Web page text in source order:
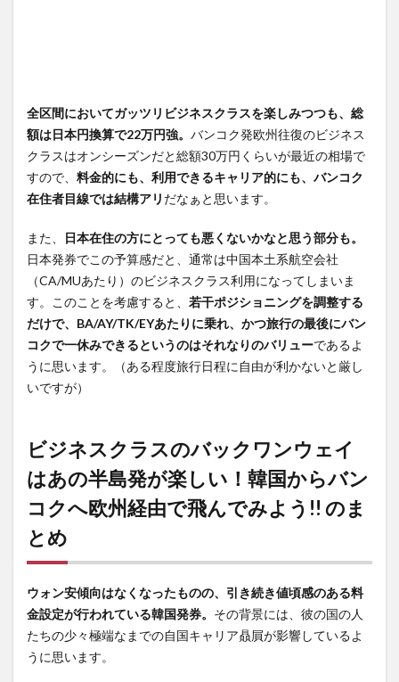
全区間においてガッツリビジネスクラスを楽しみつつも、総
額は日本円換算で22万円強。 バンコク発欧州往復のビジネス
クラスはオンシーズンだと総額30万円くらいが最近の相場で
すので、 料金的にも、利用できるキャリア的にも、バンコク
在住者目線では結構アリ だなぁと思います。
また、
日本在住の方にとっても悪くないかなと思う部分も。
日本発券でこの予算感だと、通常は中国本土系航空会社
（CA/MUあたり）のビジネスクラス利用になってしまいま
す。このことを考慮すると、 若干ポジショニングを調整する
だけで、BA/AY/TK/EYあたりに乗れ、かつ旅行の最後にバン
コクで一休みできるというのはそれなりのバリューであるよ
うに思います。（ある程度旅行日程に自由が利かないと厳し
いですが）
ビジネスクラスのバックワンウェイ
はあの半島発が楽しい！韓国からバン
コクへ欧州経由で飛んでみよう!! のま
とめ
ウォン安傾向はなくなったものの、引き続き値頃感のある料
金設定が行われている韓国発券。 その背景には、彼の国の人
たちの少々極端なまでの自国キャリア贔屓が影響しているよ
うに思います。